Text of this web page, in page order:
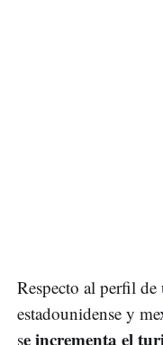
Respecto al perfil de
estadounidense y
se incrementa el